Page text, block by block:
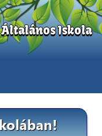
Iskola